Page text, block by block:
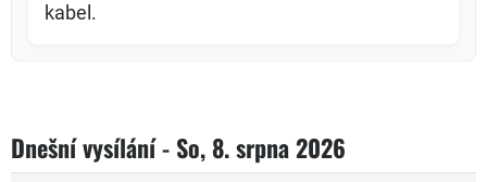
kabel.
Dnešní vysílání - So, 8. srpna 2026